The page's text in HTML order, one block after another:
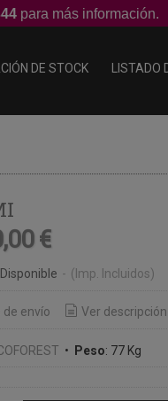
para más información.
DE STOCK
€
- (Imp. Incluidos)
de envío Ver descripción
• Peso: 77 Kg